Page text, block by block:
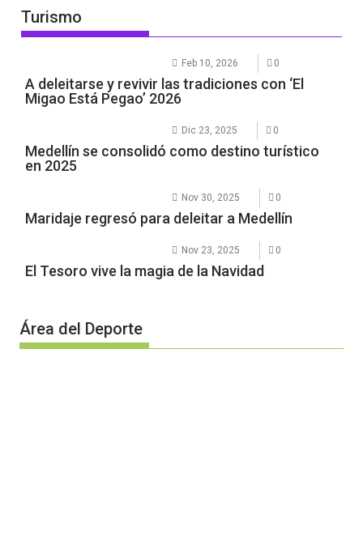
Turismo
Feb 10, 2026 0
A deleitarse y revivir las tradiciones con ‘El
Migao Está Pegao’ 2026
Dic 23, 2025 0
Medellín se consolidó como destino turístico
en 2025
Nov 30, 2025 0
Maridaje regresó para deleitar a Medellín
Nov 23, 2025 0
El Tesoro vive la magia de la Navidad
Área del Deporte